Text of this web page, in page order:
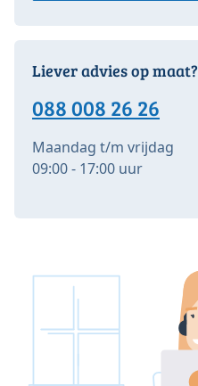
Liever advies op maat?
088 008 26 26
Maandag t/m vrijdag
09:00 - 17:00 uur